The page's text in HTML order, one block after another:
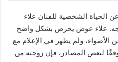
الحياة الشخصية للفنان علاء
علاء عوض يحرص بشكل واضح
الأضواء، ولم يظهر في الإعلام مع
لبعض المصادر، فإن زوجته من